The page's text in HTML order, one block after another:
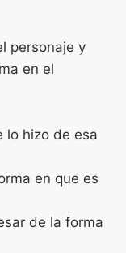
personaje y
en el
lo hizo de esa
en que es
de la forma